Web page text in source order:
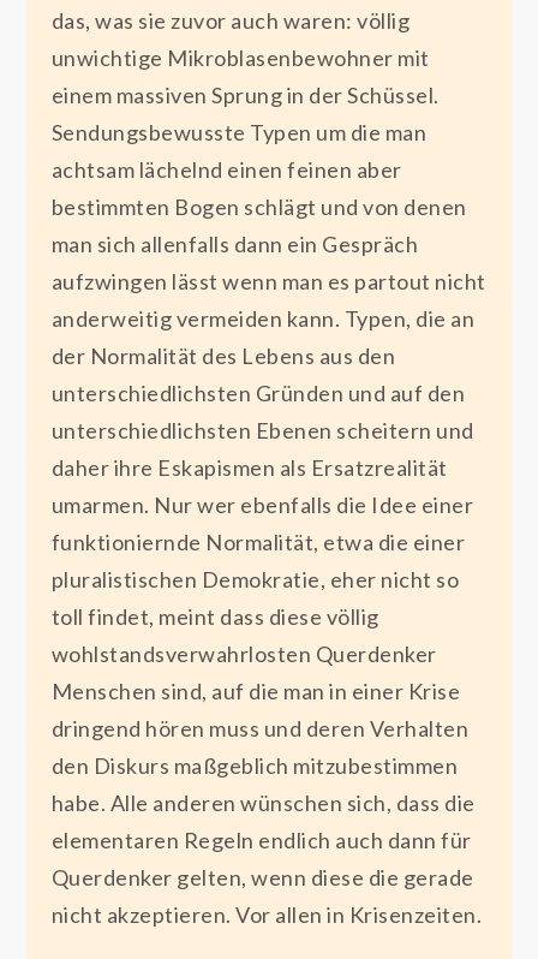
das, was sie zuvor auch waren: völlig
unwichtige Mikroblasenbewohner mit
einem massiven Sprung in der Schüssel.
Sendungsbewusste Typen um die man
achtsam lächelnd einen feinen aber
bestimmten Bogen schlägt und von denen
man sich allenfalls dann ein Gespräch
aufzwingen lässt wenn man es partout nicht
anderweitig vermeiden kann. Typen, die an
der Normalität des Lebens aus den
unterschiedlichsten Gründen und auf den
unterschiedlichsten Ebenen scheitern und
daher ihre Eskapismen als Ersatzrealität
umarmen. Nur wer ebenfalls die Idee einer
funktioniernde Normalität, etwa die einer
pluralistischen Demokratie, eher nicht so
toll findet, meint dass diese völlig
wohlstandsverwahrlosten Querdenker
Menschen sind, auf die man in einer Krise
dringend hören muss und deren Verhalten
den Diskurs maßgeblich mitzubestimmen
habe. Alle anderen wünschen sich, dass die
elementaren Regeln endlich auch dann für
Querdenker gelten, wenn diese die gerade
nicht akzeptieren. Vor allen in Krisenzeiten.